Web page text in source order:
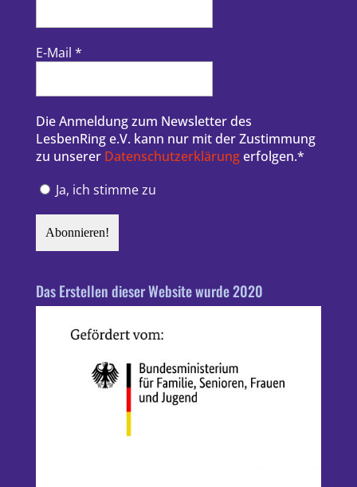
E-Mail *
Die Anmeldung zum Newsletter des
LesbenRing e.V. kann nur mit der Zustimmung
zu unserer Datenschutzerklärungerfolgen.*
Ja, ich stimme zu
Das Erstellen dieser Website wurde 2020